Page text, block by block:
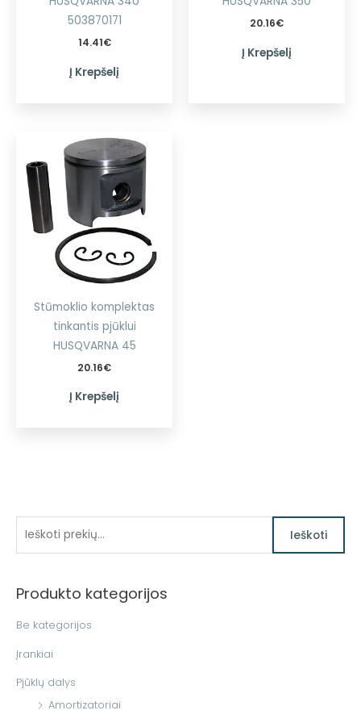
k
i
Ieškoti
Produkto kategorijos
Be kategorijos
Įrankiai
Pjūklų dalys
Amortizatoriai
503870171
14.41€
Į Krepšelį
20.16€
Į Krepšelį
Stūmoklio komplektas
tinkantis pjūklui
HUSQVARNA 45
20.16€
Į Krepšelį